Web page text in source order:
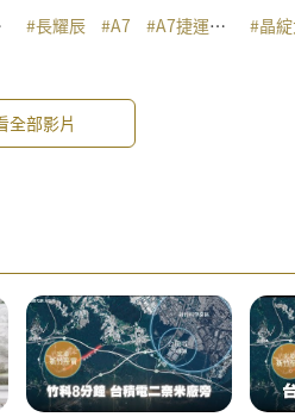
#新北大都會公園 #公園宅 #景觀
湖預售屋 #美麗華生活圈 #劍南路站
#長耀辰 #A7 #A7捷運站 #體育
#晶
全部影片